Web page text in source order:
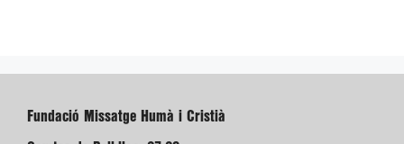
Fundació Missatge Humà i Cristià